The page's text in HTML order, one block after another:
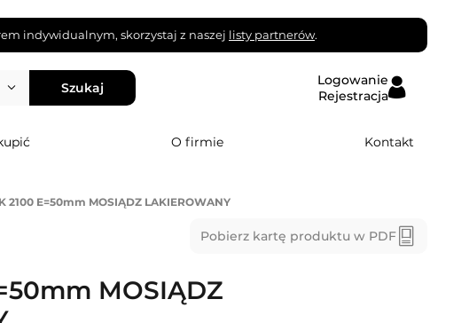
indywidualnym, skorzystaj z naszej listy partnerów.
Szukaj
Logowanie
Rejestracja
O firmie Kontakt
2100 E=50mm MOSIĄDZ LAKIEROWANY
Pobierz kartę produktu w PDF
MOSIĄDZ